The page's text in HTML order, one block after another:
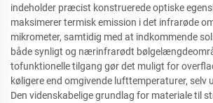
indeholder præcist konstruerede optiske
maksimerer termisk emission i det infrarøde
mikrometer, samtidig med at indkommende
både synligt og nærinfrarødt
tofunktionelle tilgang gør det muligt for
køligere end omgivende lufttemperaturer, selv
Den videnskabelige grundlag for materiale til